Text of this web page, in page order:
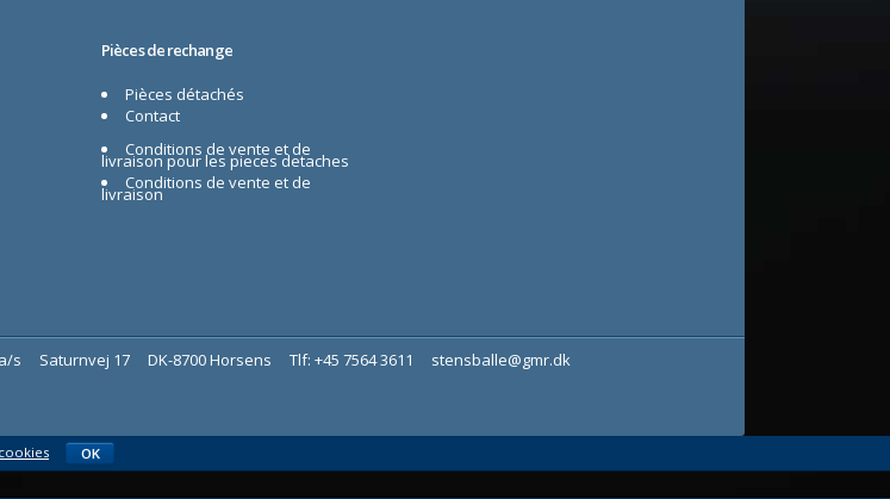
Pièces de rechange
Pièces détachés
Contact
Conditions de vente et de
livraison pour les pieces detaches
Conditions de vente et de
livraison
s Saturnvej 17 DK-8700 Horsens Tlf: +45 7564 3611 stensballe@gmr.dk
OK